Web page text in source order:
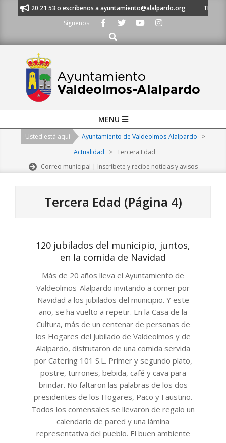
al 91 620 21 53 o escríbenos a ayuntamiento@alalpardo.org
TE
Síguenos
Buscar
Navigation
MENU
Usted está aquí Ayuntamiento de Valdeolmos-Alalpardo
>
Actualidad
> Tercera Edad
Correo municipal | Inscríbete y recibe noticias y avisos
Tercera Edad (Página 4)
120 jubilados del municipio, juntos,
en la comida de Navidad
Más de 20 años lleva el Ayuntamiento de
Valdeolmos-Alalpardo invitando a comer por
Navidad a los jubilados del municipio. Y este
año, se ha vuelto a repetir. En la Casa de la
Cultura, más de un centenar de personas de
los Hogares del Jubilado de Valdeolmos y de
Alalpardo, disfrutaron de una comida servida
por Catering 101 S.L. Primer y segundo plato,
postre, turrones, bebida, café y cava para
brindar. No faltaron las palabras de los dos
presidentes de los Hogares, Paco y Faustino.
Todos los comensales se llevaron de regalo un
calendario de pared y una lámina
representativa del pueblo. El buen ambiente